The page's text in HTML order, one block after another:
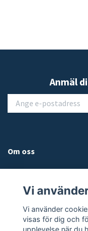
Anmäl
Om oss
Läs mer
Vi
Vi använder
visas för dig och
upplevelse när du